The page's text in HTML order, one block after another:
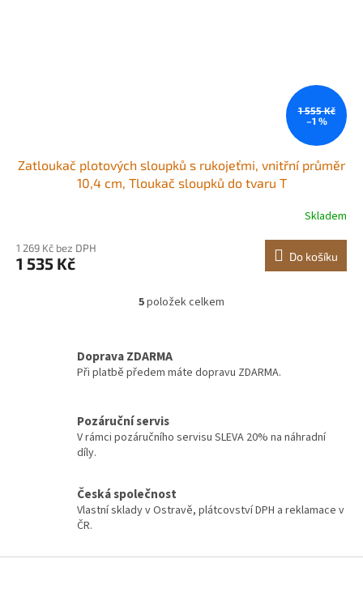
1 555 Kč
–1 %
Zatloukač plotových sloupků s rukojeťmi, vnitřní průměr
10,4 cm, Tloukač sloupků do tvaru T
Skladem
1 269 Kč bez DPH
1 535 Kč Do košíku
O
d
p
v
i
5položek celkem
Doprava ZDARMA
Při platbě předem máte dopravu ZDARMA.
Pozáruční servis
V rámci pozáručního servisu SLEVA 20% na náhradní
díly.
Česká společnost
Vlastní sklady v Ostravě, plátcovství DPH a reklamace v
ČR.